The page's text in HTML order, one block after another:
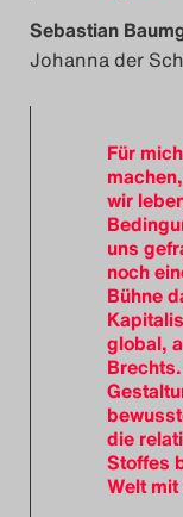
Sebastian
Johanna der
Für
wir
uns
noch
Bühne
global,
die
Stoffes
Welt